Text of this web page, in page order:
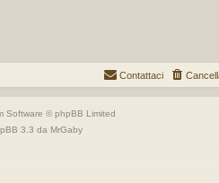
Contattaci
Software © phpBB Limited
3.3 da MrGaby